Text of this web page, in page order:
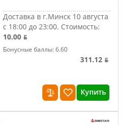
Доставка в г.Минск 10 августа
с 18:00 до 23:00. Стоимость:
10.00 ƃ
Бонусные баллы: 6.60
311.12 ƃ
Купить